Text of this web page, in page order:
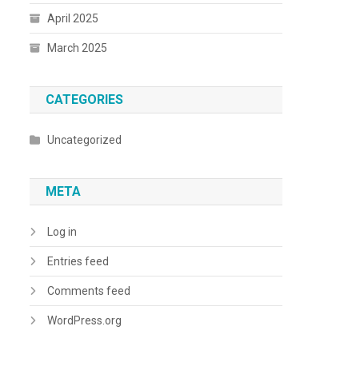
April 2025
March 2025
CATEGORIES
Uncategorized
META
Log in
Entries feed
Comments feed
WordPress.org